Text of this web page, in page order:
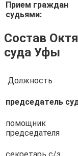
Прием граждан
судьями:
Состав
суда Уфы
Должность
председатель
помощник
председателя
секретарь с/з